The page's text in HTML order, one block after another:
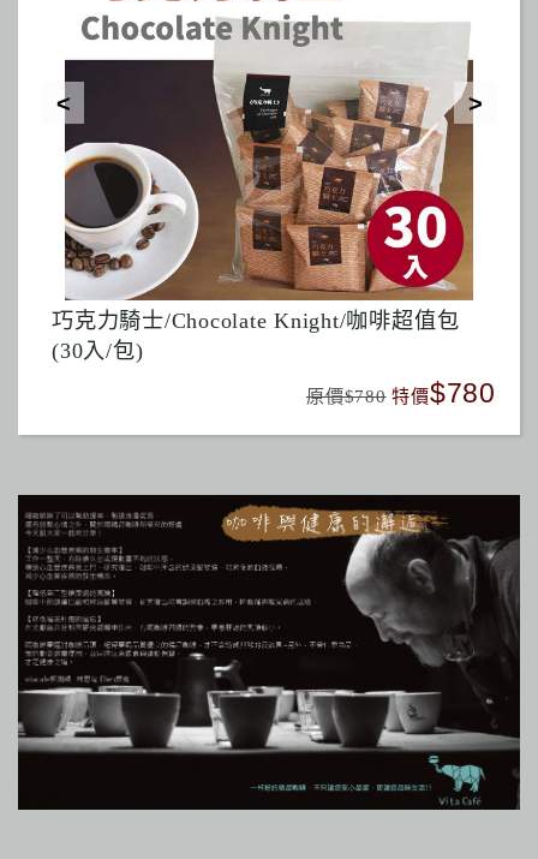
巧克力騎士/Chocolate Knight/咖啡超值包
(30入/包)
原價$780 特價$780